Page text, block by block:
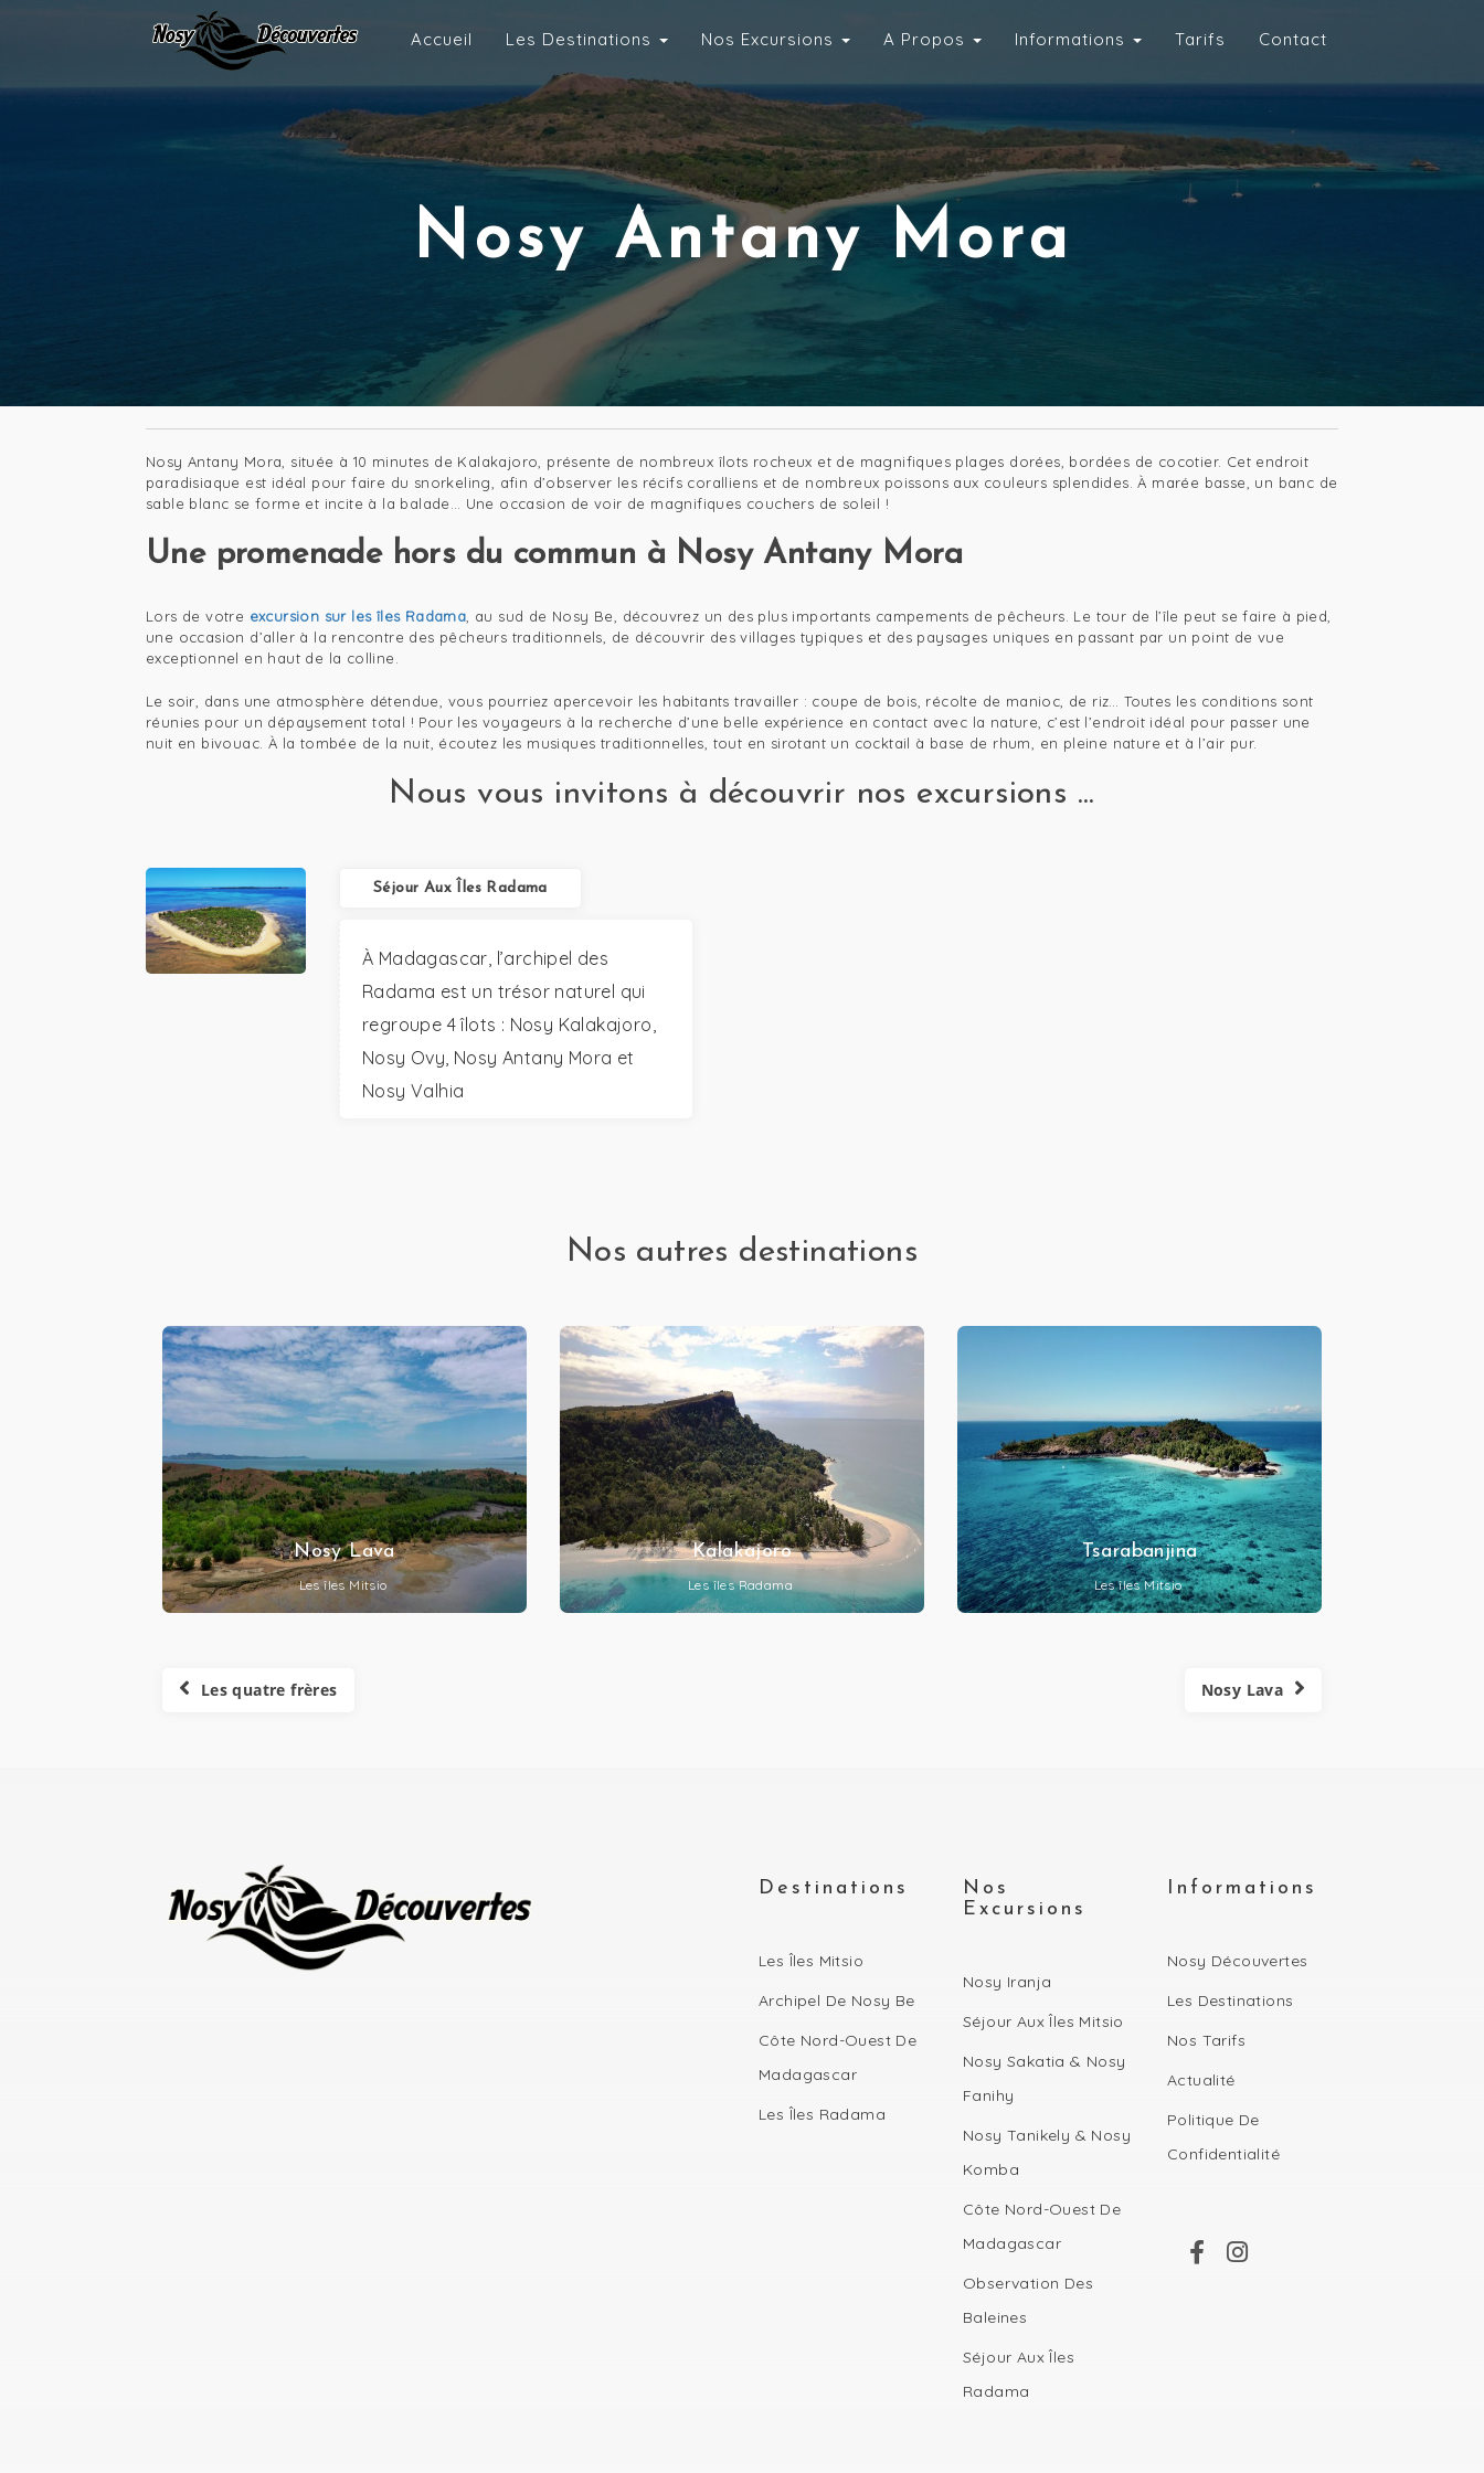
Accueil Les Destinations Nos Excursions A Propos Informations Tarifs Contact
Nosy Antany Mora
Nosy Antany Mora, située à 10 minutes de Kalakajoro, présente de nombreux îlots rocheux et de magnifiques plages dorées, bordées de cocotier. Cet endroit
paradisiaque est idéal pour faire du snorkeling, afin d’observer les récifs coralliens et de nombreux poissons aux couleurs splendides. À marée basse, un banc de
sable blanc se forme et incite à la balade… Une occasion de voir de magnifiques couchers de soleil !
Une promenade hors du commun à Nosy Antany Mora
Lors de votre excursion sur les îles Radama , au sud de Nosy Be, découvrez un des plus importants campements de pêcheurs. Le tour de l’île peut se faire à pied,
une occasion d’aller à la rencontre des pêcheurs traditionnels, de découvrir des villages typiques et des paysages uniques en passant par un point de vue
exceptionnel en haut de la colline.
Le soir, dans une atmosphère détendue, vous pourriez apercevoir les habitants travailler : coupe de bois, récolte de manioc, de riz… Toutes les conditions sont
réunies pour un dépaysement total ! Pour les voyageurs à la recherche d’une belle expérience en contact avec la nature, c’est l’endroit idéal pour passer une
nuit en bivouac. À la tombée de la nuit, écoutez les musiques traditionnelles, tout en sirotant un cocktail à base de rhum, en pleine nature et à l’air pur.
Nous vous invitons à découvrir nos excursions ...
Séjour Aux Îles Radama
À Madagascar, l’archipel des
Radama est un trésor naturel qui
regroupe 4 îlots : Nosy Kalakajoro,
Nosy Ovy, Nosy Antany Mora et
Nosy Valhia
Nos autres destinations
Nosy Lava
Les îles Mitsio
Kalakajoro
Les îles Radama
Tsarabanjina
Les îles Mitsio
Les quatre frères Nosy Lava
Destinations
Les Îles Mitsio
Archipel De Nosy Be
Côte Nord-Ouest De
Madagascar
Les Îles Radama
Nos
Excursions
Nosy Iranja
Séjour Aux Îles Mitsio
Nosy Sakatia & Nosy
Fanihy
Nosy Tanikely & Nosy
Komba
Côte Nord-Ouest De
Madagascar
Observation Des
Baleines
Séjour Aux Îles
Radama
Informations
Nosy Découvertes
Les Destinations
Nos Tarifs
Actualité
Politique De
Confidentialité